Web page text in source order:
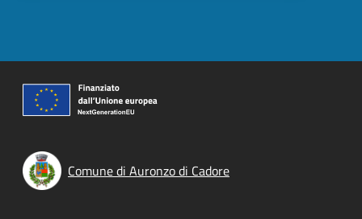
Comune di Auronzo di Cadore